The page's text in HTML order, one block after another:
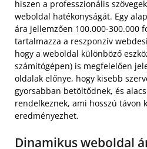
hiszen a professzionális
weboldal hatékonyságát. Egy
ára jellemzően 100.000-300.000
tartalmazza a reszponzív
hogy a weboldal különböző
számítógépen) is megfelelően
oldalak előnye, hogy kisebb
gyorsabban betöltődnek, és
rendelkeznek, ami hosszú távon
eredményezhet.
Dinamikus weboldal